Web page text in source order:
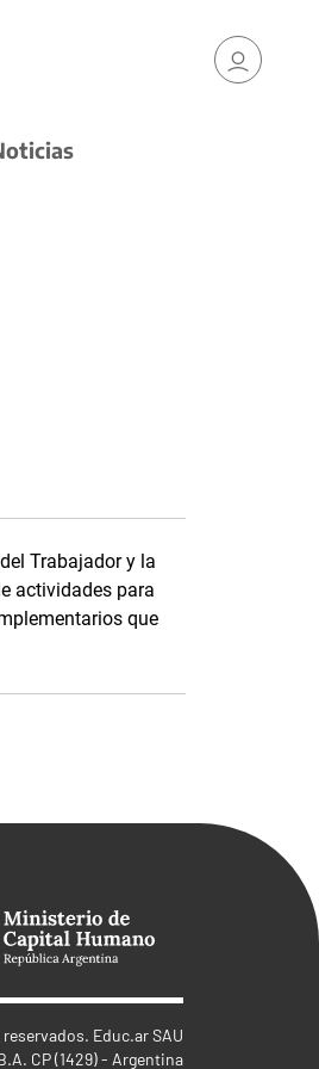
Trabajador y la
actividades para
que
Educ.ar SAU
CP (1429) - Argentina